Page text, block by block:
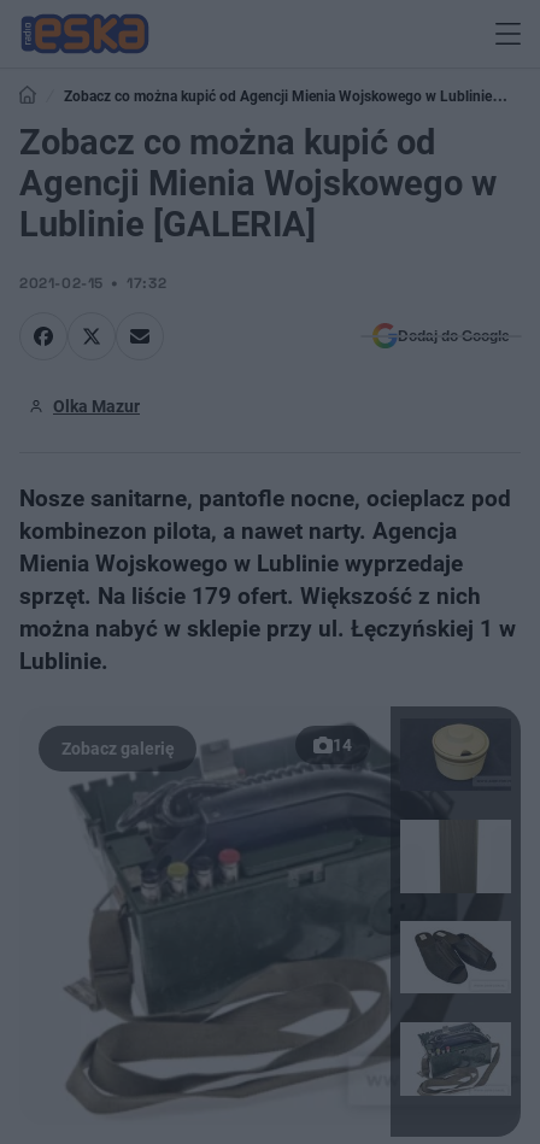
Zobacz co można kupić od Agencji Mienia Wojskowego w Lublinie
[GALERIA]
Zobacz co można kupić od
Agencji Mienia Wojskowego w
Lublinie [GALERIA]
2021-02-15 17:32
Dodaj do Google
Olka Mazur
Nosze sanitarne, pantofle nocne, ocieplacz pod
kombinezon pilota, a nawet narty. Agencja
Mienia Wojskowego w Lublinie wyprzedaje
sprzęt. Na liście 179 ofert. Większość z nich
można nabyć w sklepie przy ul. Łęczyńskiej 1 w
Lublinie.
14